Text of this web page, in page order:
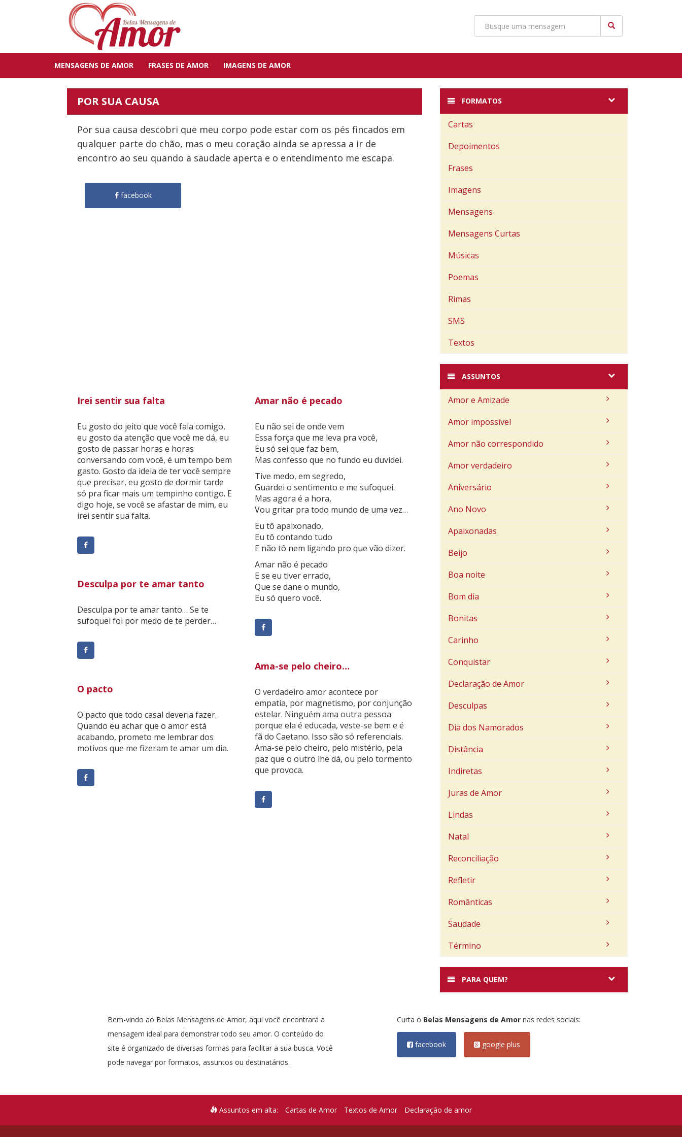
MENSAGENS DE AMOR FRASES DE AMOR IMAGENS DE AMOR
POR SUA CAUSA
Por sua causa descobri que meu corpo pode estar com os pés fincados em
qualquer parte do chão, mas o meu coração ainda se apressa a ir de
encontro ao seu quando a saudade aperta e o entendimento me escapa.
facebook
Irei sentir sua falta
Eu gosto do jeito que você fala comigo,
eu gosto da atenção que você me dá, eu
gosto de passar horas e horas
conversando com você, é um tempo bem
gasto. Gosto da ideia de ter você sempre
que precisar, eu gosto de dormir tarde
só pra ficar mais um tempinho contigo. E
digo hoje, se você se afastar de mim, eu
irei sentir sua falta.
Amar não é pecado
Eu não sei de onde vem
Essa força que me leva pra você,
Eu só sei que faz bem,
Mas confesso que no fundo eu duvidei.
Tive medo, em segredo,
Guardei o sentimento e me sufoquei.
Mas agora é a hora,
Vou gritar pra todo mundo de uma vez…
Eu tô apaixonado,
Eu tô contando tudo
E não tô nem ligando pro que vão dizer.
Amar não é pecado
E se eu tiver errado,
Que se dane o mundo,
Eu só quero você.
Desculpa por te amar tanto
Desculpa por te amar tanto… Se te
sufoquei foi por medo de te perder…
Ama-se pelo cheiro…
O verdadeiro amor acontece por
empatia, por magnetismo, por conjunção
estelar. Ninguém ama outra pessoa
porque ela é educada, veste-se bem e é
fã do Caetano. Isso são só referenciais.
Ama-se pelo cheiro, pelo mistério, pela
paz que o outro lhe dá, ou pelo tormento
que provoca.
O pacto
O pacto que todo casal deveria fazer.
Quando eu achar que o amor está
acabando, prometo me lembrar dos
motivos que me fizeram te amar um dia.
FORMATOS
Cartas
Depoimentos
Frases
Imagens
Mensagens
Mensagens Curtas
Músicas
Poemas
Rimas
SMS
Textos
ASSUNTOS
Amor e Amizade
Amor impossível
Amor não correspondido
Amor verdadeiro
Aniversário
Ano Novo
Apaixonadas
Beijo
Boa noite
Bom dia
Bonitas
Carinho
Conquistar
Declaração de Amor
Desculpas
Dia dos Namorados
Distância
Indiretas
Juras de Amor
Lindas
Natal
Reconciliação
Refletir
Românticas
Saudade
Término
PARA QUEM?
Bem-vindo ao Belas Mensagens de Amor, aqui você encontrará a
mensagem ideal para demonstrar todo seu amor. O conteúdo do
site é organizado de diversas formas para facilitar a sua busca. Você
pode navegar por formatos, assuntos ou destinatários.
Curta o Belas Mensagens de Amor nas redes sociais:
facebook google plus
Assuntos em alta: Cartas de Amor Textos de Amor Declaração de amor